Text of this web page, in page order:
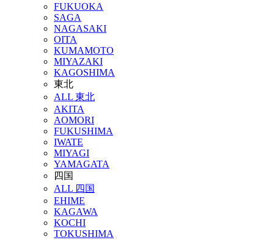
FUKUOKA
SAGA
NAGASAKI
OITA
KUMAMOTO
MIYAZAKI
KAGOSHIMA
東北
ALL 東北
AKITA
AOMORI
FUKUSHIMA
IWATE
MIYAGI
YAMAGATA
四国
ALL 四国
EHIME
KAGAWA
KOCHI
TOKUSHIMA